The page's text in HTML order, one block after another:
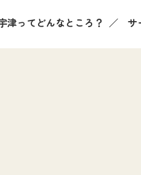
津ってどんなところ？ サ